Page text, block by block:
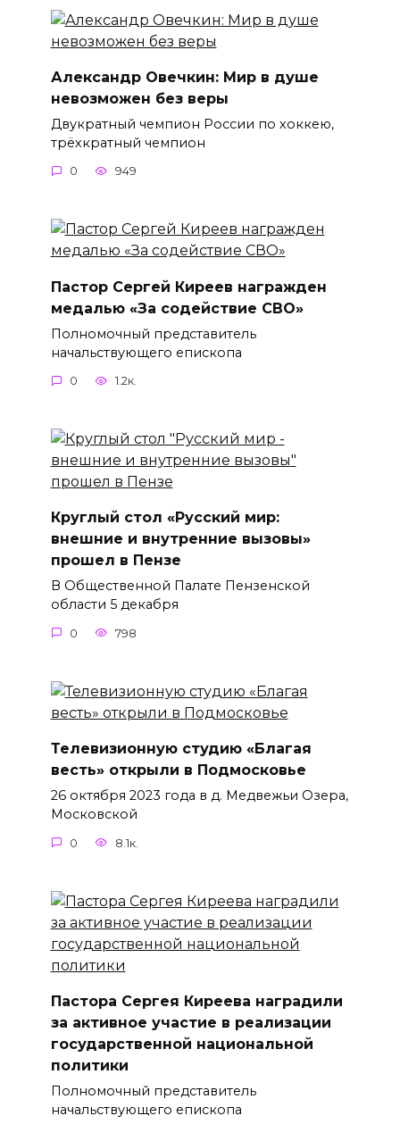
Александр Овечкин: Мир в душе
невозможен без веры
Двукратный чемпион России по хоккею,
трёхкратный чемпион
0 949
Пастор Сергей Киреев награжден
медалью «За содействие СВО»
Полномочный представитель
начальствующего епископа
0 1.2к.
Круглый стол «Русский мир:
внешние и внутренние вызовы»
прошел в Пензе
В Общественной Палате Пензенской
области 5 декабря
0 798
Телевизионную студию «Благая
весть» открыли в Подмосковье
26 октября 2023 года в д. Медвежьи Озера,
Московской
0 8.1к.
Пастора Сергея Киреева наградили
за активное участие в реализации
государственной национальной
политики
Полномочный представитель
начальствующего епископа